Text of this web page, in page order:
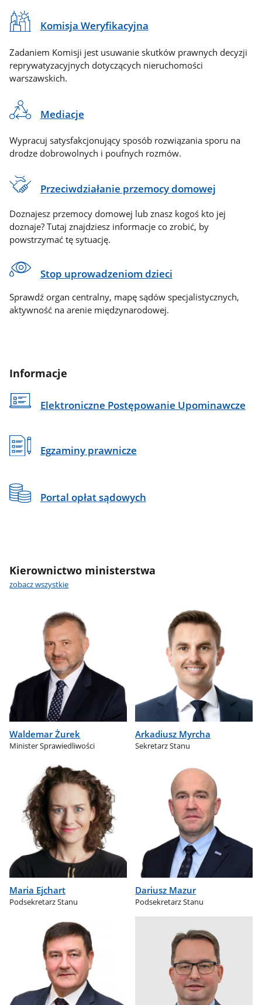
Komisja Weryfikacyjna
Zadaniem Komisji jest usuwanie skutków prawnych decyzji
reprywatyzacyjnych dotyczących nieruchomości
warszawskich.
Mediacje
Wypracuj satysfakcjonujący sposób rozwiązania sporu na
drodze dobrowolnych i poufnych rozmów.
Przeciwdziałanie przemocy domowej
Doznajesz przemocy domowej lub znasz kogoś kto jej
doznaje? Tutaj znajdziesz informacje co zrobić, by
powstrzymać tę sytuację.
Stop uprowadzeniom dzieci
Sprawdź organ centralny, mapę sądów specjalistycznych,
aktywność na arenie międzynarodowej.
Informacje
Elektroniczne Postępowanie Upominawcze
Egzaminy prawnicze
Portal opłat sądowych
Kierownictwo ministerstwa
zobacz wszystkie
Waldemar Żurek
Minister Sprawiedliwości
Arkadiusz Myrcha
Sekretarz Stanu
Maria Ejchart
Podsekretarz Stanu
Dariusz Mazur
Podsekretarz Stanu